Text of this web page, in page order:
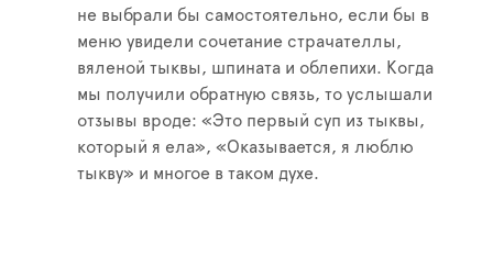
не выбрали бы самостоятельно, если бы в
меню увидели сочетание страчателлы,
вяленой тыквы, шпината и облепихи. Когда
мы получили обратную связь, то услышали
отзывы вроде: «Это первый суп из тыквы,
который я ела», «Оказывается, я люблю
тыкву» и многое в таком духе.